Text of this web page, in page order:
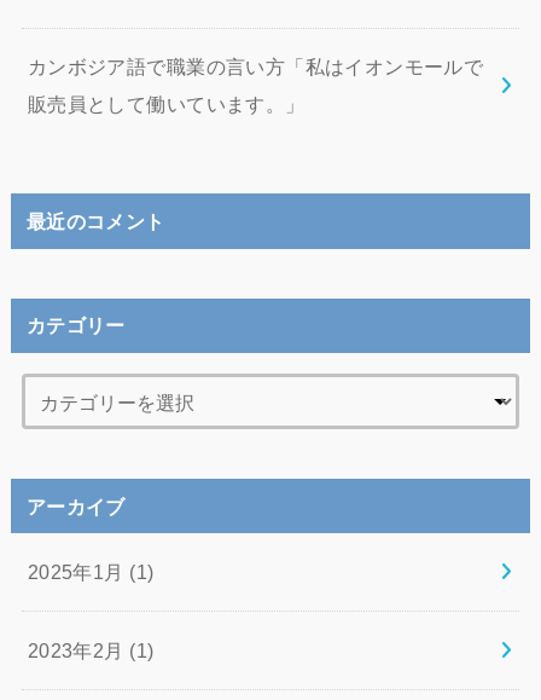
カンボジア語で職業の言い方「私はイオンモールで
販売員として働いています。」
最近のコメント
カテゴリー
アーカイブ
2025年1月 (1)
2023年2月 (1)